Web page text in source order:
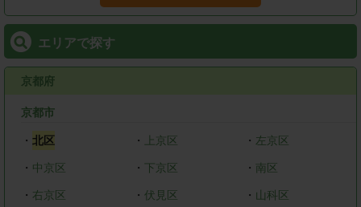
エリアで探す
京都府
京都市
・ 北区 ・ 上京区 ・ 左京区
・ 中京区 ・ 下京区 ・ 南区
・ 右京区 ・ 伏見区 ・ 山科区